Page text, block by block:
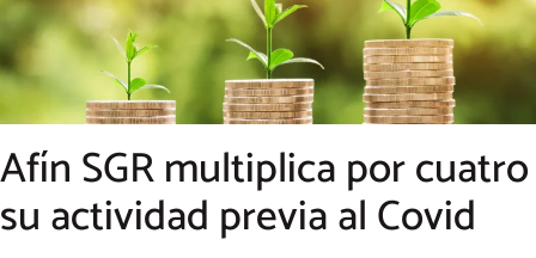
Afín SGR multiplica por cuatro
su actividad previa al Covid